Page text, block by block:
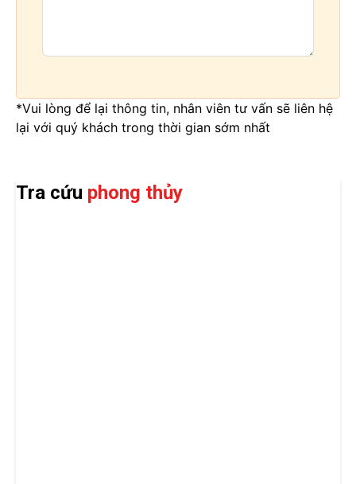
*Vui lòng để lại thông tin, nhân viên tư vấn sẽ liên hệ
lại với quý khách trong thời gian sớm nhất
Tra cứu phong thủy